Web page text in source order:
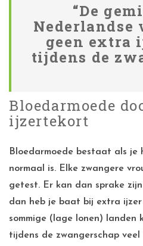
“De
Nederlandse
geen extra
tijdens de
Bloedarmoede
ijzertekort
Bloedarmoede bestaat als je
normaal is. Elke zwangere
getest. Er kan dan sprake
dan heb je baat bij extra
sommige (lage lonen) landen
tijdens de zwangerschap veel